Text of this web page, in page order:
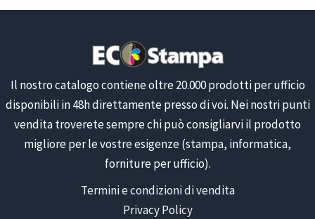
Il nostro catalogo contiene oltre 20.000 prodotti per ufficio
disponibili in 48h direttamente presso di voi. Nei nostri punti
vendita troverete sempre chi può consigliarvi il prodotto
migliore per le vostre esigenze (stampa, informatica,
forniture per ufficio).
Termini e condizioni di vendita
Privacy Policy